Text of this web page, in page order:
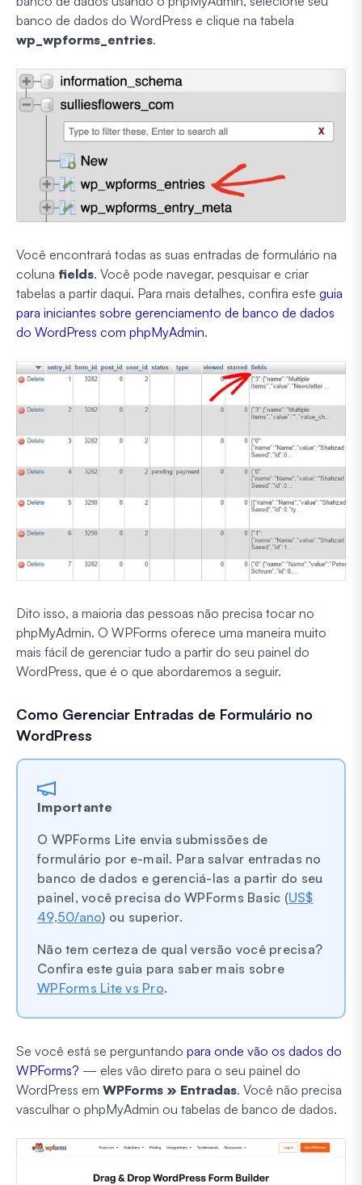
banco de dados do WordPress e clique na tabela
wp_wpforms_entries.
Você encontrará todas as suas entradas de formulário na
coluna fields. Você pode navegar, pesquisar e criar
tabelas a partir daqui. Para mais detalhes, confira este guia
para iniciantes sobre gerenciamento de banco de dados
do WordPress com phpMyAdmin.
Dito isso, a maioria das pessoas não precisa tocar no
phpMyAdmin. O WPForms oferece uma maneira muito
mais fácil de gerenciar tudo a partir do seu painel do
WordPress, que é o que abordaremos a seguir.
Como Gerenciar Entradas de Formulário no
WordPress
Importante
O WPForms Lite envia submissões de
formulário por e-mail. Para salvar entradas no
banco de dados e gerenciá-las a partir do seu
painel, você precisa do WPForms Basic (US$
49,50/ano) ou superior.
Não tem certeza de qual versão você precisa?
Confira este guia para saber mais sobre
WPForms Lite vs Pro.
Se você está se perguntando para onde vão os dados do
WPForms? — eles vão direto para o seu painel do
WordPress em WPForms » Entradas. Você não precisa
vasculhar o phpMyAdmin ou tabelas de banco de dados.